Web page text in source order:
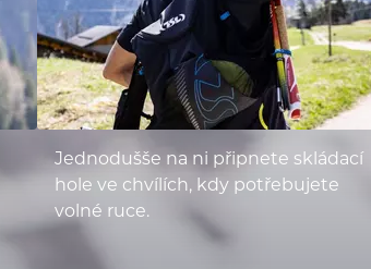
Jednodušše na ni připnete skládací
hole ve chvílích, kdy potřebujete
volné ruce.